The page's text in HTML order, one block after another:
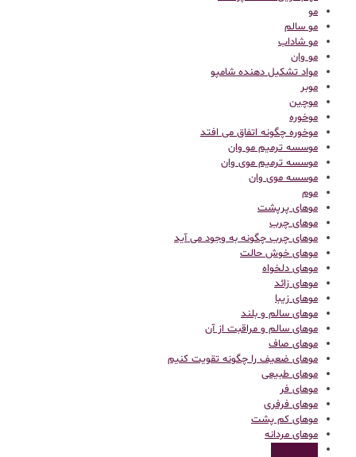
مو
مو سالم
مو شاداب
مو وان
مواد تشکیل دهنده شامپو
موبر
موچین
موخوره
موخوره چگونه اتفاق می افتد
موسسه ترمیم مو وان
موسسه ترمیم موی وان
موسسه موی وان
موم
موهای پرپشت
موهای چرب
موهای چرب چگونه به وجود می آید
موهای خوش حالت
موهای دلخواه
موهای زائد
موهای زیبا
موهای سالم و بلند
موهای سالم و مراقبت از آن
موهای صاف
موهای ضعیف را چگونه تقویت کنیم
موهای طبیعی
موهای فر
موهای فرفری
موهای کم پشت
موهای مردانه